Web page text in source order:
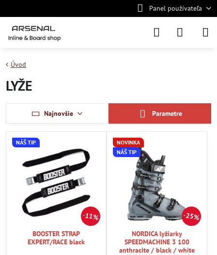
Panel používateľa
Úvod
LYŽE
Najnovšie Parametre
11%
NÁŠ TIP
BOOSTER STRAP
EXPERT/RACE black
25%
NOVINKA
NÁŠ TIP
NORDICA lyžiarky
SPEEDMACHINE 3 100
anthracite / black / white